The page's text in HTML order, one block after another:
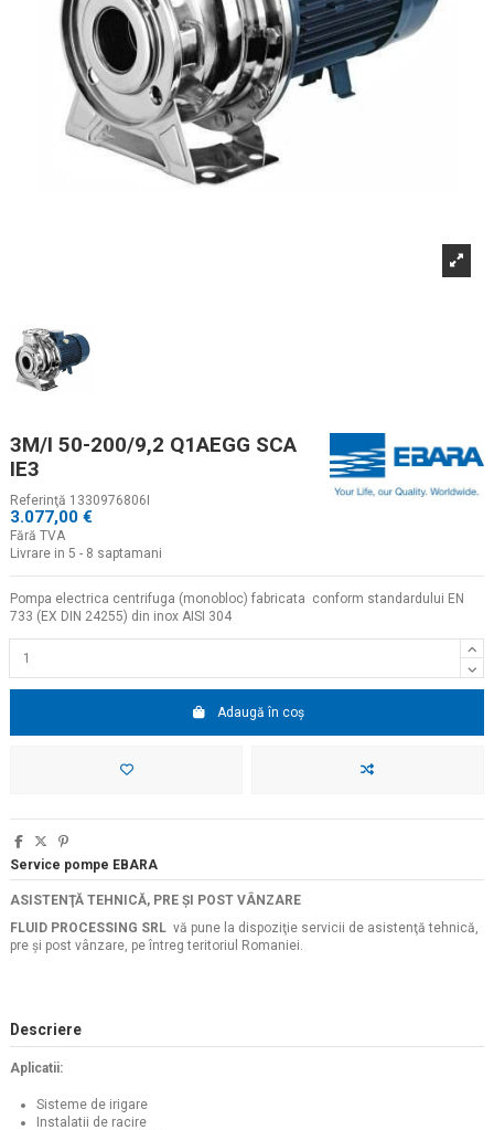
3M/I 50-200/9,2 Q1AEGG SCA
IE3
Referinţă 1330976806I
3.077,00 €
Fără TVA
Livrare in 5 - 8 saptamani
Pompa electrica centrifuga (monobloc) fabricata conform standardului EN
733 (EX DIN 24255) din inox AISI 304
Adaugă în coș
Service pompe EBARA
ASISTENŢĂ TEHNICĂ, PRE ŞI POST VÂNZARE
FLUID PROCESSING SRL vă pune la dispoziţie servicii de asistenţă tehnică,
pre şi post vânzare, pe întreg teritoriul Romaniei.
Descriere
Aplicatii:
Sisteme de irigare
Instalatii de racire